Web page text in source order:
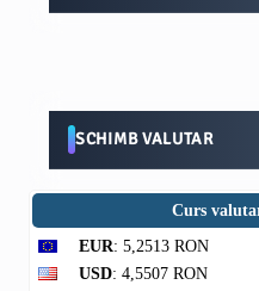
SCHIMB VALUTAR
Curs
EUR: 5,2513 RON
USD: 4,5507 RON